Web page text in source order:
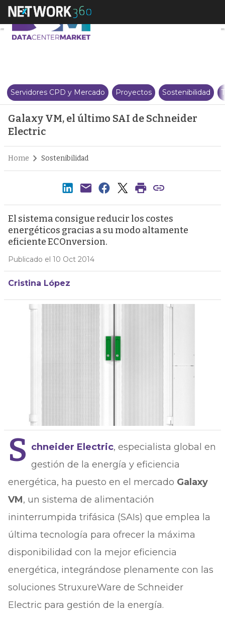
Galaxy VM, el último SAI de
Servidores CPD y Mercado Proyectos Sostenibilidad
Galaxy VM, el último SAI de Schneider
Electric
Home Sostenibilidad
El sistema consigue reducir los costes
energéticos gracias a su modo altamente
eficiente ECOnversion.
Publicado el 10 Oct 2014
Cristina López
S chneider Electric, especialista global en
gestión de la energía y eficiencia
energética, ha puesto en el mercado Galaxy
VM, un sistema de alimentación
ininterrumpida trifásica (SAIs) que emplea la
última tecnología para ofrecer la máxima
disponibilidad con la mejor eficiencia
energética, integrándose plenamente con las
soluciones StruxureWare de Schneider
Electric para gestión de la energía.